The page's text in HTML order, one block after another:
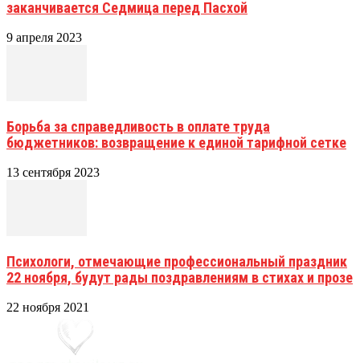
заканчивается Седмица перед Пасхой
9 апреля 2023
Борьба за справедливость в оплате труда
бюджетников: возвращение к единой тарифной сетке
13 сентября 2023
Психологи, отмечающие профессиональный праздник
22 ноября, будут рады поздравлениям в стихах и прозе
22 ноября 2021